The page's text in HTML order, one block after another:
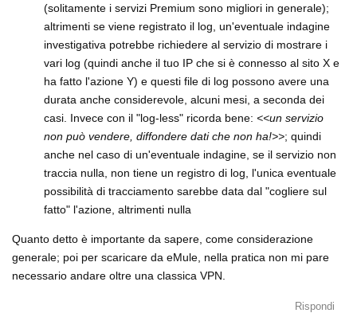
(solitamente i servizi Premium sono migliori in generale);
altrimenti se viene registrato il log, un'eventuale indagine
investigativa potrebbe richiedere al servizio di mostrare i
vari log (quindi anche il tuo IP che si è connesso al sito X e
ha fatto l'azione Y) e questi file di log possono avere una
durata anche considerevole, alcuni mesi, a seconda dei
casi. Invece con il "log-less" ricorda bene: <<un servizio
non può vendere, diffondere dati che non ha!>>; quindi
anche nel caso di un'eventuale indagine, se il servizio non
traccia nulla, non tiene un registro di log, l'unica eventuale
possibilità di tracciamento sarebbe data dal "cogliere sul
fatto" l'azione, altrimenti nulla
Quanto detto è importante da sapere, come considerazione
generale; poi per scaricare da eMule, nella pratica non mi pare
necessario andare oltre una classica VPN.
Rispondi